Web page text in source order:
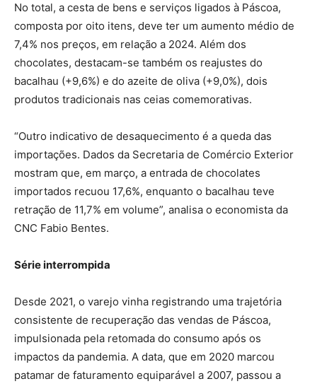
No total, a cesta de bens e serviços ligados à Páscoa,
composta por oito itens, deve ter um aumento médio de
7,4% nos preços, em relação a 2024. Além dos
chocolates, destacam-se também os reajustes do
bacalhau (+9,6%) e do azeite de oliva (+9,0%), dois
produtos tradicionais nas ceias comemorativas.
“Outro indicativo de desaquecimento é a queda das
importações. Dados da Secretaria de Comércio Exterior
mostram que, em março, a entrada de chocolates
importados recuou 17,6%, enquanto o bacalhau teve
retração de 11,7% em volume”, analisa o economista da
CNC Fabio Bentes.
Série interrompida
Desde 2021, o varejo vinha registrando uma trajetória
consistente de recuperação das vendas de Páscoa,
impulsionada pela retomada do consumo após os
impactos da pandemia. A data, que em 2020 marcou
patamar de faturamento equiparável a 2007, passou a